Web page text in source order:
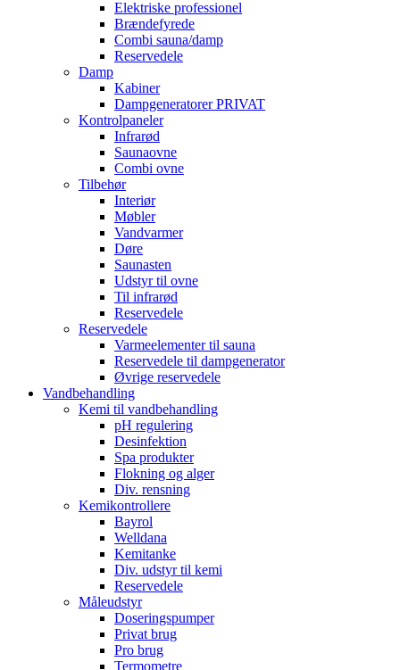
Elektriske professionel
Brændefyrede
Combi sauna/damp
Reservedele
Damp
Kabiner
Dampgeneratorer PRIVAT
Kontrolpaneler
Infrarød
Saunaovne
Combi ovne
Tilbehør
Interiør
Møbler
Vandvarmer
Døre
Saunasten
Udstyr til ovne
Til infrarød
Reservedele
Reservedele
Varmeelementer til sauna
Reservedele til dampgenerator
Øvrige reservedele
Vandbehandling
Kemi til vandbehandling
pH regulering
Desinfektion
Spa produkter
Flokning og alger
Div. rensning
Kemikontrollere
Bayrol
Welldana
Kemitanke
Div. udstyr til kemi
Reservedele
Måleudstyr
Doseringspumper
Privat brug
Pro brug
Termometre